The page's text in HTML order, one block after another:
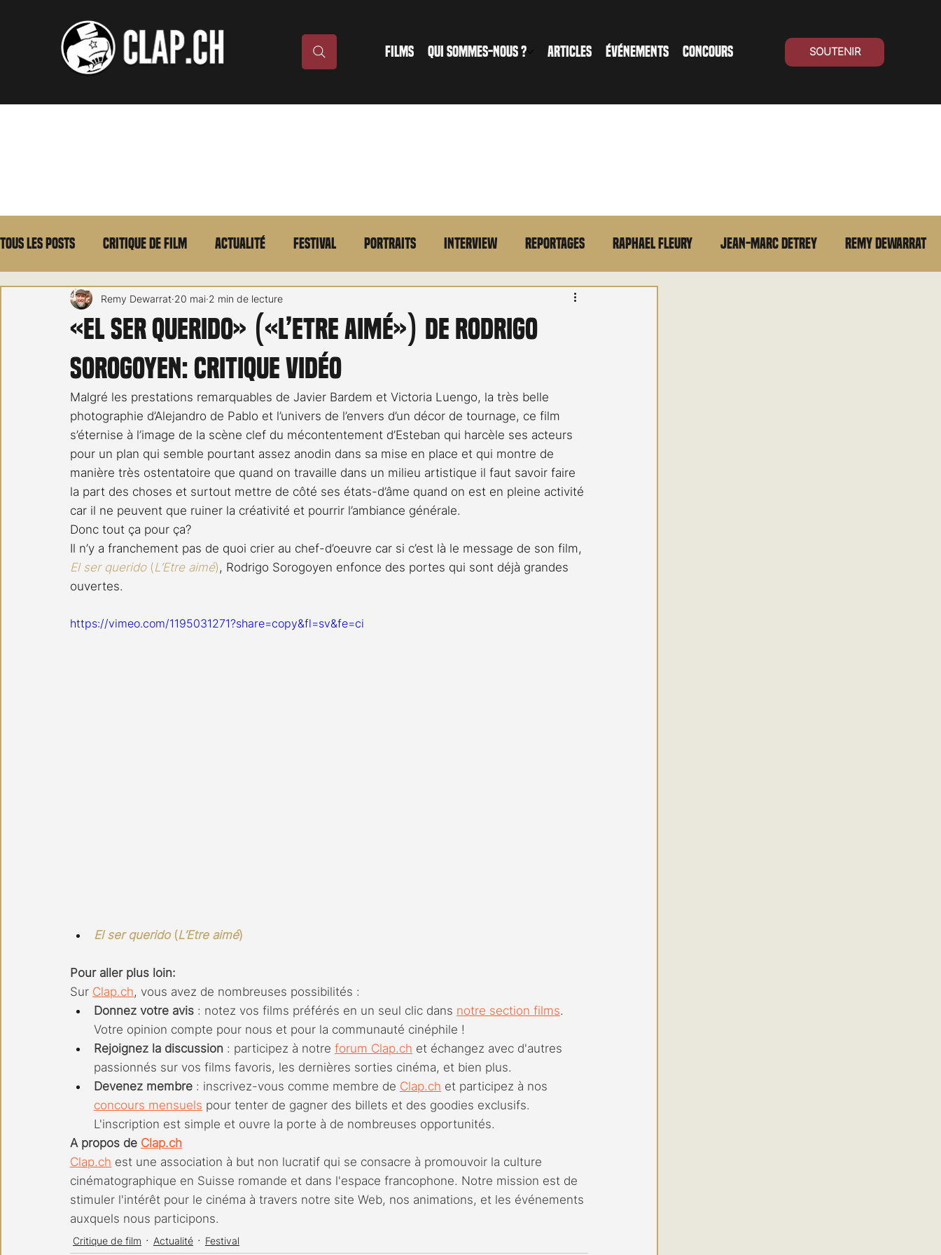
FILMS QUI SOMMES-NOUS ? ARTICLES ÉVÉNEMENTS CONCOURS SOUTENIR
Tous les posts Critique de film Actualité Festival Portraits Interview Reportages Raphael Fleury Jean-Marc Detrey Remy Dewarrat
Max Borg Laurent Scherlen Memento
Carnet noir Open Air Série TV Stéfanie Rossier
«El ser querido» («L’Etre aimé») de Rodrigo
Sorogoyen: critique vidéo
Remy Dewarrat 20 mai 2 min de lecture
Malgré les prestations remarquables de Javier Bardem et Victoria Luengo, la très belle
photographie d’Alejandro de Pablo et l’univers de l’envers d’un décor de tournage, ce film
s’éternise à l’image de la scène clef du mécontentement d’Esteban qui harcèle ses acteurs
pour un plan qui semble pourtant assez anodin dans sa mise en place et qui montre de
manière très ostentatoire que quand on travaille dans un milieu artistique il faut savoir faire
la part des choses et surtout mettre de côté ses états-d’âme quand on est en pleine activité
car il ne peuvent que ruiner la créativité et pourrir l’ambiance générale.
Donc tout ça pour ça?
Il n’y a franchement pas de quoi crier au chef-d’oeuvre car si c’est là le message de son film,
El ser querido (L’Etre aimé), Rodrigo Sorogoyen enfonce des portes qui sont déjà grandes
ouvertes.
https://vimeo.com/1195031271?share=copy&fl=sv&fe=ci
El ser querido (L’Etre aimé)
Pour aller plus loin:
Sur Clap.ch, vous avez de nombreuses possibilités :
Donnez votre avis : notez vos films préférés en un seul clic dans notre section films.
Votre opinion compte pour nous et pour la communauté cinéphile !
Rejoignez la discussion : participez à notre forum Clap.ch et échangez avec d'autres
passionnés sur vos films favoris, les dernières sorties cinéma, et bien plus.
Devenez membre : inscrivez-vous comme membre de Clap.ch et participez à nos
concours mensuels pour tenter de gagner des billets et des goodies exclusifs.
L'inscription est simple et ouvre la porte à de nombreuses opportunités.
A propos de Clap.ch
Clap.ch est une association à but non lucratif qui se consacre à promouvoir la culture
cinématographique en Suisse romande et dans l'espace francophone. Notre mission est de
stimuler l'intérêt pour le cinéma à travers notre site Web, nos animations, et les événements
auxquels nous participons.
Critique de film Actualité Festival